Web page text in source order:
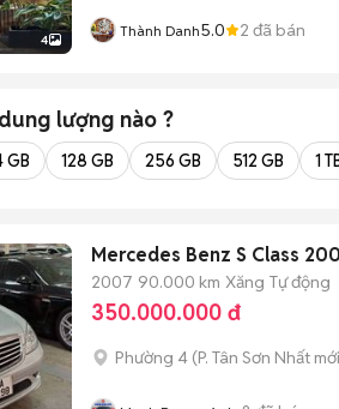
4 Thành Danh5.0 2 đã bán
dung lượng nào ?
GB 128 GB 256 GB 512 GB 1
Mercedes Benz S Class
2007 90.000 km Xăng Tự động
350.000.000 đ
Phường 4 (P. Tân Sơn Nhất